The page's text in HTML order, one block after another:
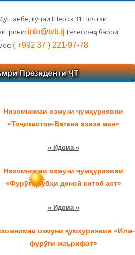
кӯчаи Шероз 31 Почтаи
info@tvb.tj Телефонҳо барои
( +992 37 ) 221-97-78
Низомномаи озмуни ҷумҳуриявии
«Тоҷикистон-Ватани азизи ман»
» Идома «
Низомномаи озмуни ҷумҳуриявии
«Фурӯғи субҳи доноӣ китоб аст»
» Идома «
озмуни ҷумҳуриявии «Илм-
фурӯғи маърифат»